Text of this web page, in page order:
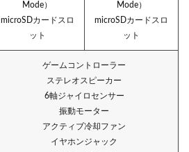
Mode）
microSDカードスロ
ット
Mode）
microSDカードスロ
ット
ゲームコントローラー
ステレオスピーカー
6軸ジャイロセンサー
振動モーター
アクティブ冷却ファン
イヤホンジャック